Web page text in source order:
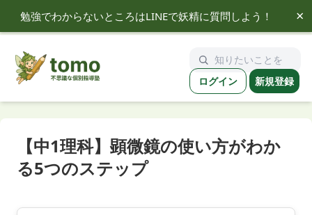
勉強でわからないところはLINEで妖精に質問しよう！ ×
tomo ログイン 新規登録
【中1理科】顕微鏡の使い方がわか
る5つのステップ